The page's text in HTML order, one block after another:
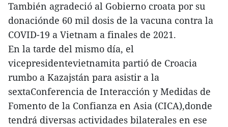
También agradeció al Gobierno croata por su
donaciónde 60 mil dosis de la vacuna contra la
COVID-19 a Vietnam a finales de 2021.
En la tarde del mismo día, el
vicepresidentevietnamita partió de Croacia
rumbo a Kazajstán para asistir a la
sextaConferencia de Interacción y Medidas de
Fomento de la Confianza en Asia (CICA),donde
tendrá diversas actividades bilaterales en ese